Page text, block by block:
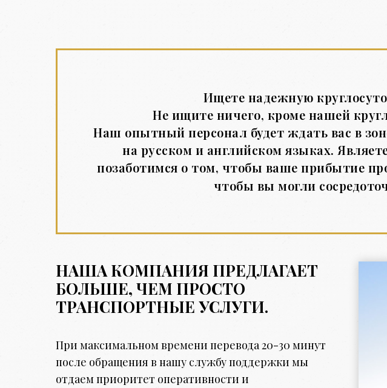
Ищете надежную
Не ищите ничего, кроме нашей
Наш опытный персонал будет ждать вас в
на русском и английском языках.
позаботимся о том, чтобы ваше прибытие
чтобы вы могли
НАША КОМПАНИЯ ПРЕДЛАГАЕТ
БОЛЬШЕ, ЧЕМ ПРОСТО
ТРАНСПОРТНЫЕ УСЛУГИ.
При максимальном времени перевода 20-30 минут
после обращения в нашу службу поддержки мы
отдаем приоритет оперативности и